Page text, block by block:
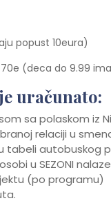
popust 10eura)
70e (deca do 9.99
uračunato:
sa polaskom iz
relaciji u
tabeli autobuskog
u SEZONI
(po programu)